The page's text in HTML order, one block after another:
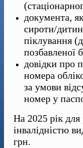
документа,
сироти/
піклування
позбавленої
довідки про
номера
за умови
номер у
На 2025 рік для
інвалідністю
грн.